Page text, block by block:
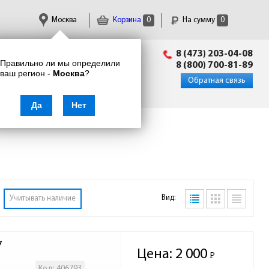
Корзина 0 На сумму 0
Правильно ли мы определили
ваш регион - Москва?
Да Нет
Москва
info@enkor24.ru
8 (473) 203-04-08
8 (800) 700-81-89
Обратная связь
Учитывать наличие Вид:
Цена: 2 000 Р
-